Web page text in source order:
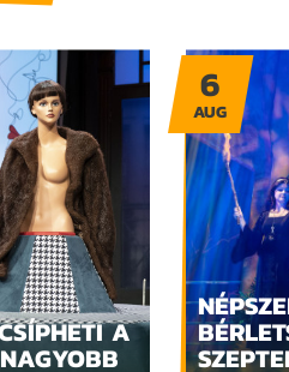
A
6
AUG